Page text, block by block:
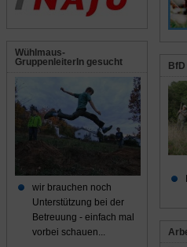
Wühlmaus-
GruppenleiterIn gesucht
wir brauchen noch
Unterstützung bei der
Betreuung - einfach mal
vorbei schauen...